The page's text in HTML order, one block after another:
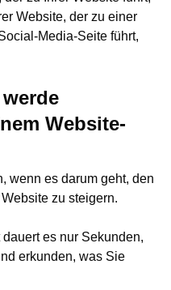
Website, der zu einer
Media-Seite führt,
Website-
wenn es darum geht, den
zu steigern.
es nur Sekunden,
erkunden, was Sie